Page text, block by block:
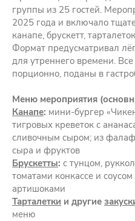
группы из 25 гостей.
2025 года и включало
канапе, брускетт,
Формат предусматривал
для утреннего времени.
порционно, поданы в
Меню мероприятия
Канапе: мини-бургер
тигровых креветок с
сливочным сыром; из
сыра и фруктов
Брускетты: с тунцом,
томатами конкассе и
артишоками
Тарталетки и другие
меню